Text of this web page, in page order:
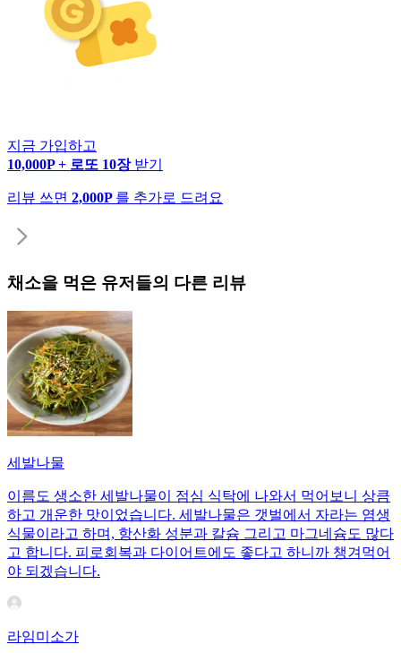
지금 가입하고
10,000P + 로또 10장 받기
리뷰 쓰면 2,000P 를 추가로 드려요
채소을 먹은 유저들의 다른 리뷰
세발나물
이름도 생소한 세발나물이 점심 식탁에 나와서 먹어보니 상큼
하고 개운한 맛이었습니다. 세발나물은 갯벌에서 자라는 염생
식물이라고 하며, 항산화 성분과 칼슘 그리고 마그네슘도 많다
고 합니다. 피로회복과 다이어트에도 좋다고 하니까 챙겨먹어
야 되겠습니다.
라임미소가